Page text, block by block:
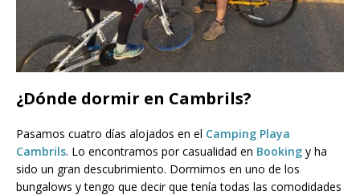
¿Dónde dormir en Cambrils?
Pasamos cuatro días alojados en el Camping Playa
Cambrils. Lo encontramos por casualidad en Booking y ha
sido un gran descubrimiento. Dormimos en uno de los
bungalows y tengo que decir que tenía todas las comodidades